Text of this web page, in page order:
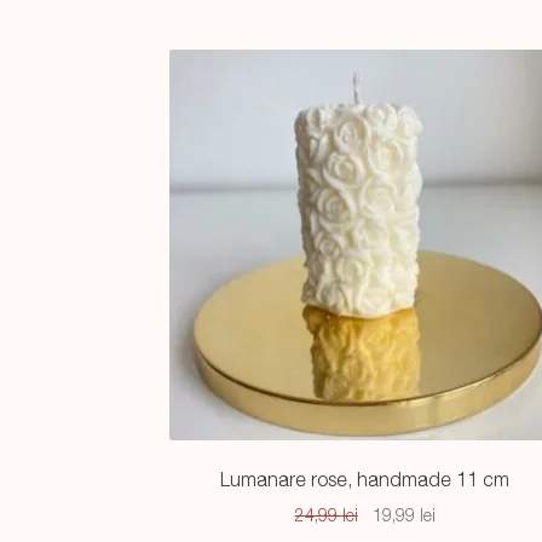
Lumanare rose, handmade 11 cm
24,99lei
Prețul
19,99 lei